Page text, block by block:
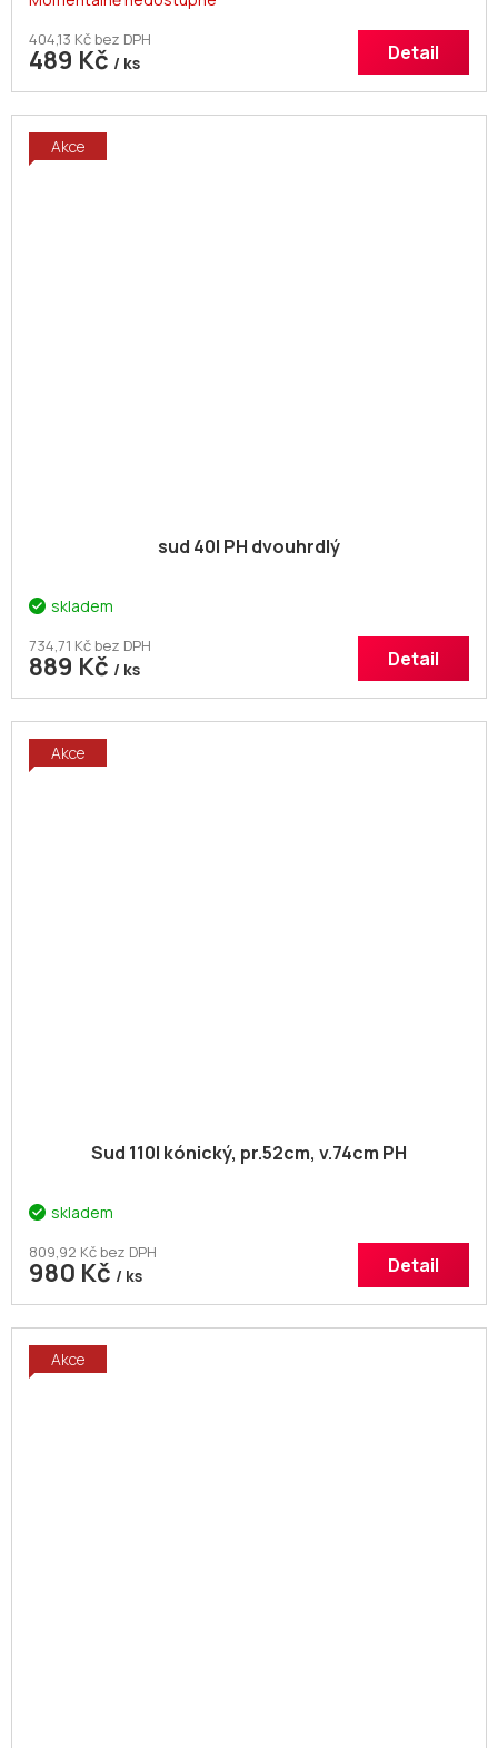
404,13 Kč bez DPH
489 Kč / ks Detail
Akce
sud 40l PH dvouhrdlý
skladem
734,71 Kč bez DPH
889 Kč / ks Detail
Akce
Sud 110l kónický, pr.52cm, v.74cm PH
skladem
809,92 Kč bez DPH
980 Kč / ks Detail
Akce